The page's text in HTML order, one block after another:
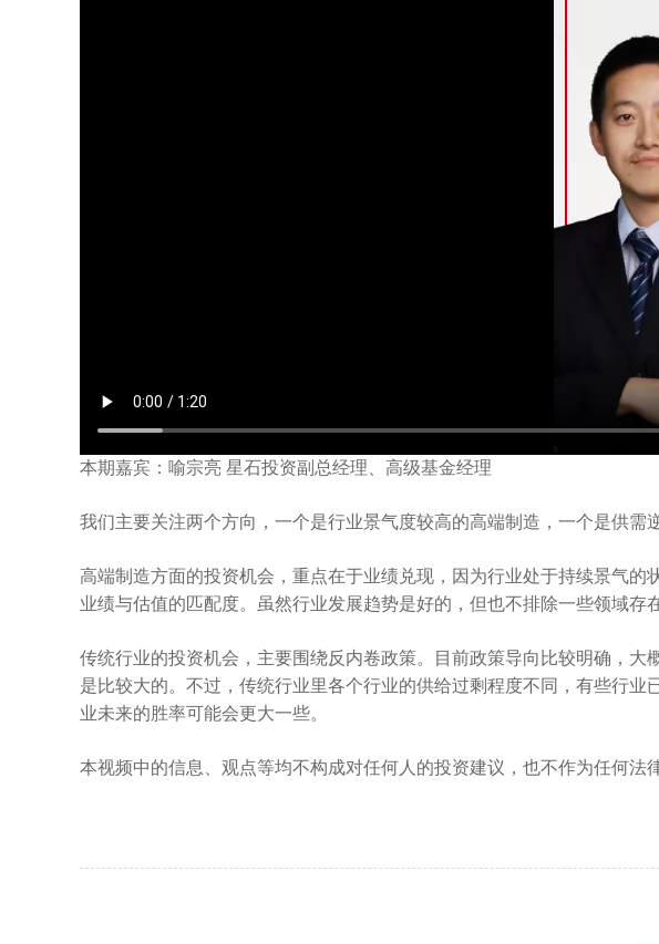
本期嘉宾：喻宗亮 星石投资副总经理、高级基金经理
我们主要关注两个方向，一个是行业景气度较高的高端制造，一个是供需
高端制造方面的投资机会，重点在于业绩兑现，因为行业处于持续景气
业绩与估值的匹配度。虽然行业发展趋势是好的，但也不排除一些领域存
传统行业的投资机会，主要围绕反内卷政策。目前政策导向比较明确，
是比较大的。不过，传统行业里各个行业的供给过剩程度不同，有些行
业未来的胜率可能会更大一些。
本视频中的信息、观点等均不构成对任何人的投资建议，也不作为任何法